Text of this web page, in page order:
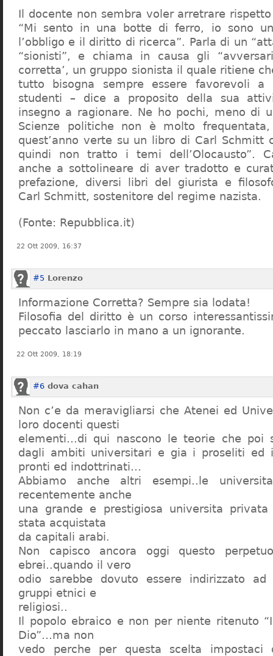
Il docente non sembra voler arretrare
“Mi sento in una botte di ferro, io sono
l’obbligo e il diritto di ricerca”. Parla di un
“sionisti”, e chiama in causa gli
corretta’, un gruppo sionista il quale ritiene
tutto bisogna sempre essere favorevoli a
studenti – dice a proposito della sua
insegno a ragionare. Ne ho pochi, meno di
Scienze politiche non è molto
quest’anno verte su un libro di Carl Schmitt
quindi non tratto i temi dell’Olocausto”.
anche a sottolineare di aver tradotto e
prefazione, diversi libri del giurista e
Carl Schmitt, sostenitore del regime nazista.
(Fonte: Repubblica.it)
22 Ott 2009, 16:37
#5 Lorenzo
Informazione Corretta? Sempre sia lodata!
Filosofia del diritto è un corso
peccato lasciarlo in mano a un ignorante.
22 Ott 2009, 18:19
#6 dova cahan
Non c’e da meravigliarsi che Atenei ed
loro docenti questi
elementi…di qui nascono le teorie che poi
dagli ambiti universitari e gia i proseliti ed
pronti ed indottrinati…
Abbiamo anche altri esempi..le
recentemente anche
una grande e prestigiosa universita
stata acquistata
da capitali arabi.
Non capisco ancora oggi questo
ebrei..quando il vero
odio sarebbe dovuto essere indirizzato
gruppi etnici e
religiosi..
Il popolo ebraico e non per niente ritenuto
Dio”…ma non
vedo perche per questa scelta